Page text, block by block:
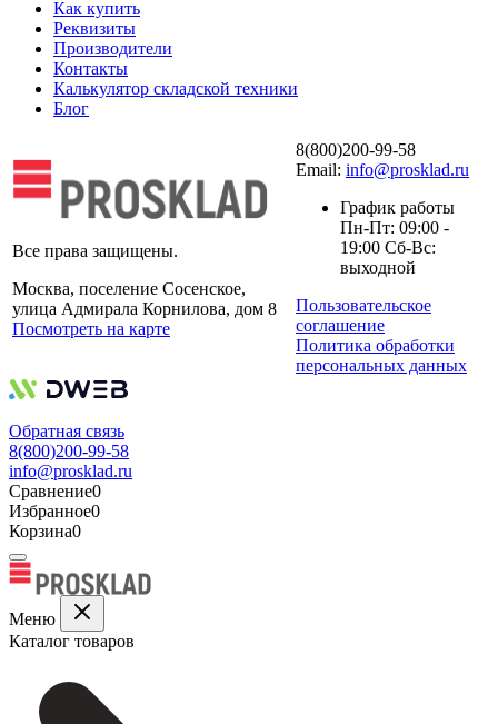
Как купить
Реквизиты
Производители
Контакты
Калькулятор складской техники
Блог
Все права защищены.
Москва, поселение Сосенское,
улица Адмирала Корнилова, дом 8
Посмотреть на карте
8(800)200-99-58
Email: info@prosklad.ru
График работы
Пн-Пт: 09:00 -
19:00 Сб-Вс:
выходной
Пользовательское
соглашение
Политика обработки
персональных данных
Обратная связь
8(800)200-99-58
info@prosklad.ru
Сравнение0
Избранное0
Корзина0
Меню
Каталог товаров